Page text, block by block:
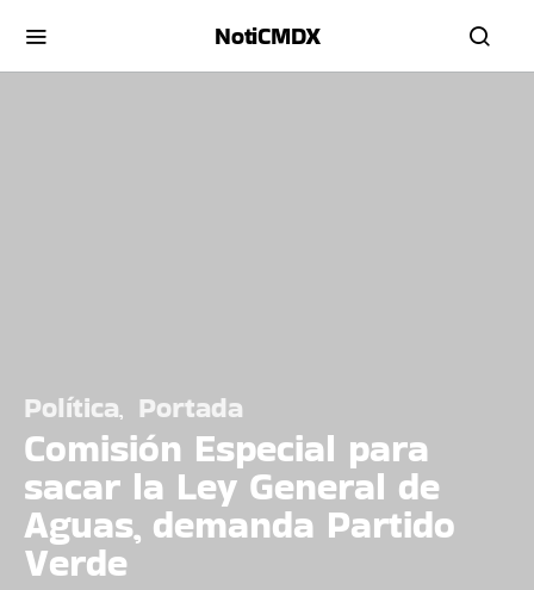
NotiCMDX
Política Portada
Comisión Especial para
sacar la Ley General de
Aguas, demanda Partido
Verde